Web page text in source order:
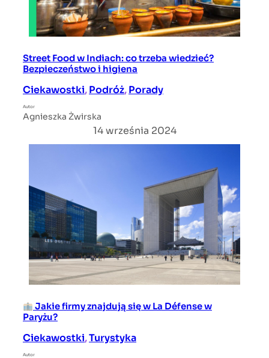
Street Food w Indiach: co trzeba wiedzieć?
Bezpieczeństwo i higiena
Ciekawostki, Podróż, Porady
Autor
Agnieszka Żwirska
14 września 2024
Jakie firmy znajdują się w La Défense w
Paryżu?
Ciekawostki, Turystyka
Autor